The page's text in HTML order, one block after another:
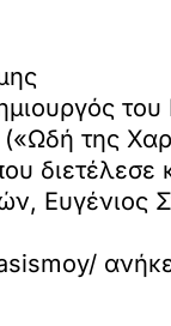
(«Ωδή της
διετέλεσε
Ευγένιος